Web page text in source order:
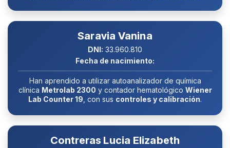
Saravia Vanina
DNI: 33.960.810
Fecha de nacimiento:
Han aprendido a utilizar autoanalizador de química
clínica Metrolab 2300 y contador hematológico Wiener
Lab Counter 19 , con sus controles y calibración.
Contreras Lucia Elizabeth